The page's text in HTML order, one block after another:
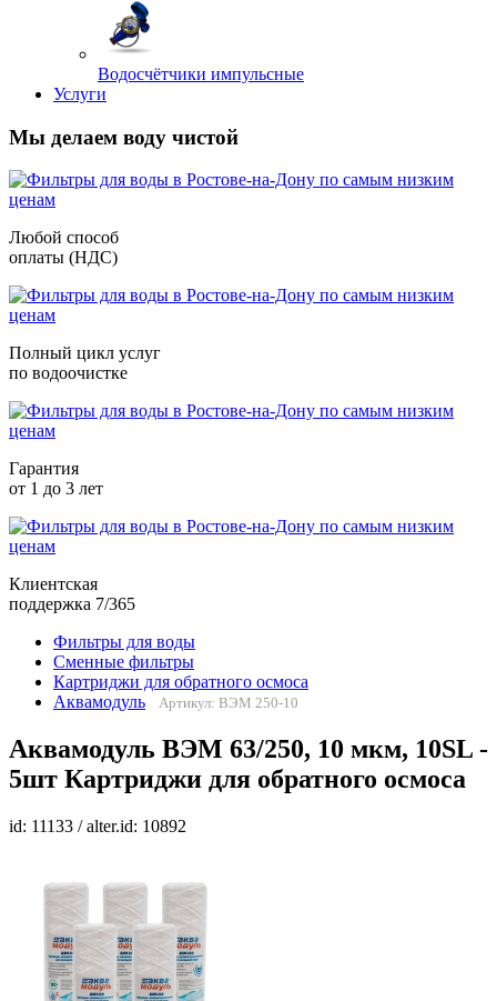
Водосчётчики импульсные
Услуги
Мы делаем воду чистой
Любой способ
оплаты (НДС)
Полный цикл услуг
по водоочистке
Гарантия
от 1 до 3 лет
Клиентская
поддержка 7/365
Фильтры для воды
Сменные фильтры
Картриджи для обратного осмоса
Аквамодуль
Артикул: ВЭМ 250-10
Аквамодуль ВЭМ 63/250, 10 мкм, 10SL -
5шт Картриджи для обратного осмоса
id: 11133 / alter.id: 10892